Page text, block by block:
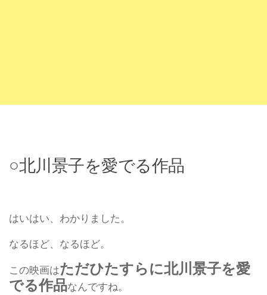
○北川景子を愛でる作品
はいはい、わかりました。
なるほど、なるほど。
この映画はただひたすらに北川景子を愛
でる作品なんですね。